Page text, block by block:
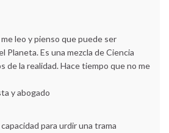
leo y pienso que puede ser
Planeta. Es una mezcla de Ciencia
de la realidad. Hace tiempo que no me
y abogado
para urdir una trama